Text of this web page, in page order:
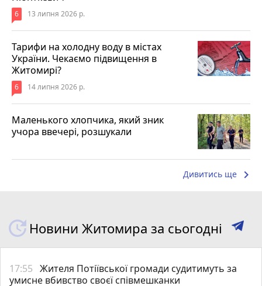
6 13 липня 2026 р.
Тарифи на холодну воду в містах
України. Чекаємо підвищення в
Житомирі?
6 14 липня 2026 р.
Маленького хлопчика, який зник
учора ввечері, розшукали
Дивитись ще keyboard_arrow_right
Новини Житомира за сьогодні
17:55 Жителя Потіївської громади судитимуть за
умисне вбивство своєї співмешканки